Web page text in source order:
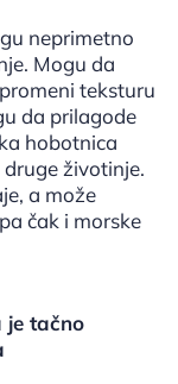
neprimetno
Mogu da
teksturu
da prilagode
hobotnica
životinje.
a može
čak i morske
je tačno